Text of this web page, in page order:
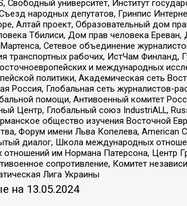
университет, Институт
народных депутатов, Гринпис
Алтай проект, Образовательный дом
Тбилиси, Дом прав человека
Сетевое объединение
рабочих, ИстЧам Финланд,
и международных
политики, Академическая сеть
Глобальная сеть журналистов-
помощи, Антивоенный комитет
Центр, Глобальный союз IndustriALL,
общество изучения Восточной
Форум имени Льва Копелева, American
диалог, Школа международных
им Нормана Патерсона, Центр
сопротивление, Комитет
Лига Украины
на 13.05.2024